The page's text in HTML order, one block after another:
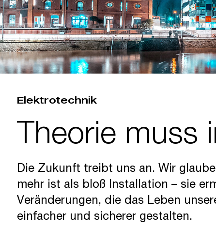
Elektrotechnik
Theorie muss
Die Zukunft treibt uns an. Wir
mehr ist als bloß Installation – sie
Veränderungen, die das Leben
einfacher und sicherer gestalten.